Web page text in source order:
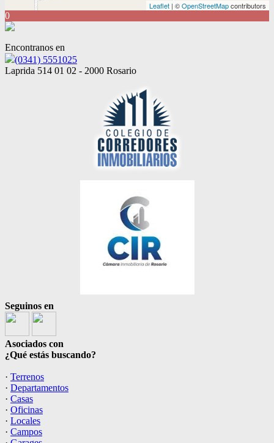
Leaflet | ©OpenStreetMapcontributors
0
Encontranos en
(0341) 5551025
Laprida 514 01 02 - 2000 Rosario
Seguinos en
Asociados con
¿Qué estás buscando?
· Terrenos
· Departamentos
· Casas
· Oficinas
· Locales
· Campos